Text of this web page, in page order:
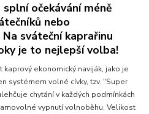
očekávání méně
nebo
sváteční kaprařinu
je to nejlepší volba!
ekonomický naviják, jako je
systémem volné cívky, tzv. "Super
chytání v každých podmínkách
vypnutí volnoběhu. Velikost